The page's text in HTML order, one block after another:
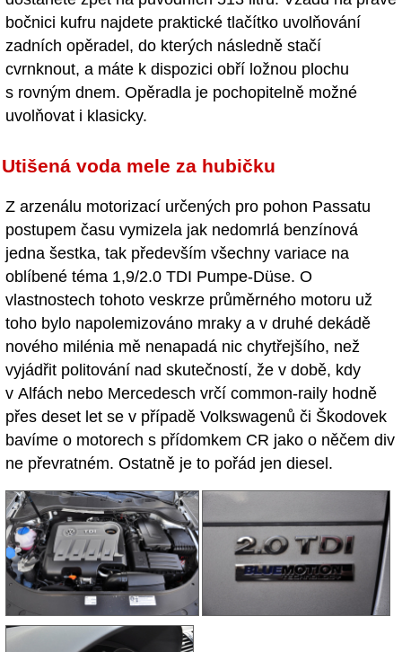
bočnici kufru najdete praktické tlačítko uvolňování
zadních opěradel, do kterých následně stačí
cvrnknout, a máte k dispozici obří ložnou plochu
s rovným dnem. Opěradla je pochopitelně možné
uvolňovat i klasicky.
Utišená voda mele za hubičku
Z arzenálu motorizací určených pro pohon Passatu
postupem času vymizela jak nedomrlá benzínová
jedna šestka, tak především všechny variace na
oblíbené téma 1,9/2.0 TDI Pumpe-Düse. O
vlastnostech tohoto veskrze průměrného motoru už
toho bylo napolemizováno mraky a v druhé dekádě
nového milénia mě nenapadá nic chytřejšího, než
vyjádřit politování nad skutečností, že v době, kdy
v Alfách nebo Mercedesch vrčí common-raily hodně
přes deset let se v případě Volkswagenů či Škodovek
bavíme o motorech s přídomkem CR jako o něčem div
ne převratném. Ostatně je to pořád jen diesel.